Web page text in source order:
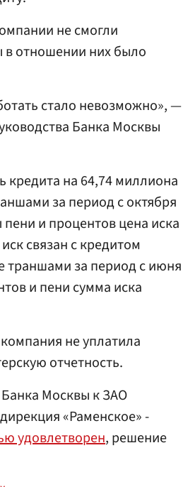
не смогли
в отношении них было
стало невозможно», —
Банка Москвы
кредита на 64,74 миллиона
за период с октября
и процентов цена иска
связан с кредитом
траншами за период с июня
и пени сумма иска
не уплатила
отчетность.
Москвы к ЗАО
«Раменское» -
удовлетворен, решение